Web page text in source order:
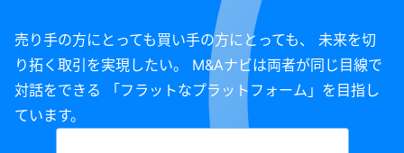
売り手の方にとっても買い手の方にとっても、 未来を切
り拓く取引を実現したい。 M&Aナビは両者が同じ目線で
対話をできる 「フラットなプラットフォーム」を目指し
ています。